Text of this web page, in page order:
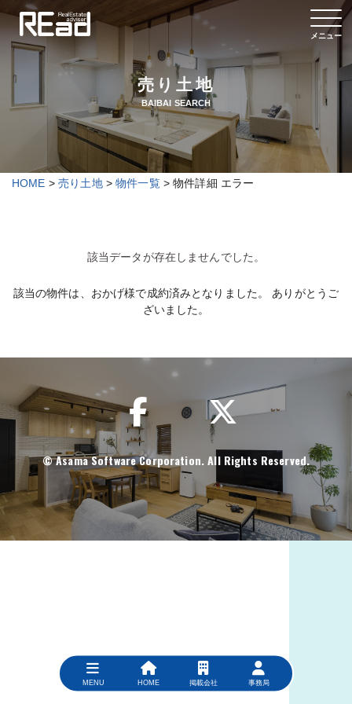
メニュー
売り土地
BAIBAI SEARCH
HOME >売り土地>物件一覧> 物件詳細 エラー
該当データが存在しませんでした。
該当の物件は、おかげ様で成約済みとなりました。
ありがとうご
ざいました。
MENU HOME 掲載会社 事務局
© Asama Software Corporation. All Rights Reserved.